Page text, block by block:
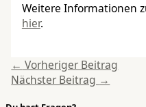
Weitere Informationen
hier.
← Vorheriger Beitrag
Nächster Beitrag →